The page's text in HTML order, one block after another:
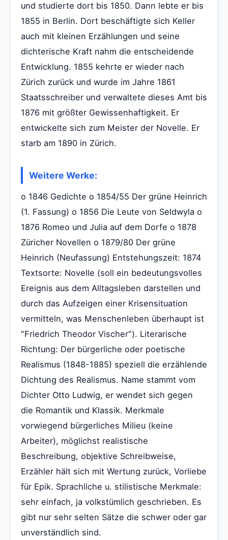
und studierte dort bis 1850. Dann lebte er bis
1855 in Berlin. Dort beschäftigte sich Keller
auch mit kleinen Erzählungen und seine
dichterische Kraft nahm die entscheidende
Entwicklung. 1855 kehrte er wieder nach
Zürich zurück und wurde im Jahre 1861
Staatsschreiber und verwaltete dieses Amt bis
1876 mit größter Gewissenhaftigkeit. Er
entwickelte sich zum Meister der Novelle. Er
starb am 1890 in Zürich.
Weitere Werke:
o 1846 Gedichte o 1854/55 Der grüne Heinrich
(1. Fassung) o 1856 Die Leute von Seldwyla o
1876 Romeo und Julia auf dem Dorfe o 1878
Züricher Novellen o 1879/80 Der grüne
Heinrich (Neufassung) Entstehungszeit: 1874
Textsorte: Novelle (soll ein bedeutungsvolles
Ereignis aus dem Alltagsleben darstellen und
durch das Aufzeigen einer Krisensituation
vermitteln, was Menschenleben überhaupt ist
"Friedrich Theodor Vischer"). Literarische
Richtung: Der bürgerliche oder poetische
Realismus (1848-1885) speziell die erzählende
Dichtung des Realismus. Name stammt vom
Dichter Otto Ludwig, er wendet sich gegen
die Romantik und Klassik. Merkmale
vorwiegend bürgerliches Milieu (keine
Arbeiter), möglichst realistische
Beschreibung, objektive Schreibweise,
Erzähler hält sich mit Wertung zurück, Vorliebe
für Epik. Sprachliche u. stilistische Merkmale:
sehr einfach, ja volkstümlich geschrieben. Es
gibt nur sehr selten Sätze die schwer oder gar
unverständlich sind.